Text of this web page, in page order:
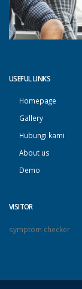
USEFUL LINKS
Homepage
Gallery
Hubungi kami
About us
Demo
VISITOR
symptom checker